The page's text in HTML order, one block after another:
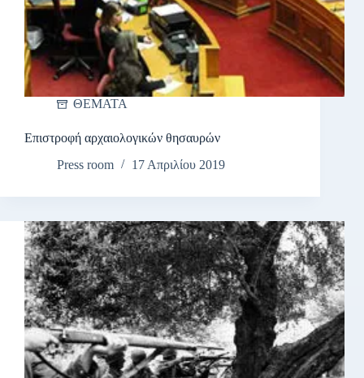
ΘΕΜΑΤΑ
Επιστροφή αρχαιολογικών θησαυρών
Press room
17 Απριλίου 2019